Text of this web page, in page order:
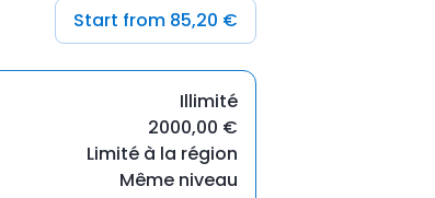
Start from 85,20 €
Illimité
2000,00 €
Limité à la région
Même niveau